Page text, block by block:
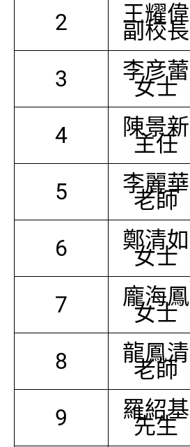
2 王耀偉
副校長
3 李彦蕾
女士
4 陳景新
主任
5 李麗華
老師
6 鄭清如
女士
7 龐海鳳
女士
8 龍鳳清
老師
9 羅紹基
先生